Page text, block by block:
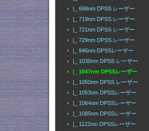
|_ 698nm DPSS レーザー
|_ 719nm DPSS レーザー
|_ 721nm DPSS レーザー
|_ 729nm DPSS レーザー
|_ 946nm DPSSレーザー
|_ 1030nm DPSS レーザー
|_ 1047nm DPSSレーザー
|_ 1050nm DPSS レーザー
|_ 1053nm DPSSレーザー
|_ 1064nm DPSSレーザー
|_ 1085nm DPSSレーザー
|_ 1122nm DPSSレーザー